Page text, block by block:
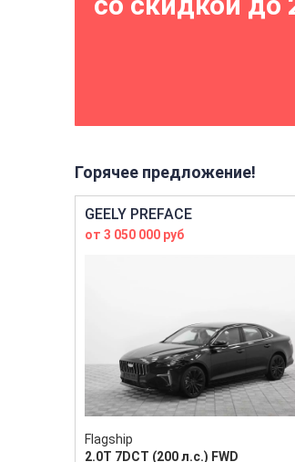
Горячее предложение!
GEELY PREFACE
от 3 050 000 руб
Flagship
2.0T 7DCT (200 л.с.) FWD